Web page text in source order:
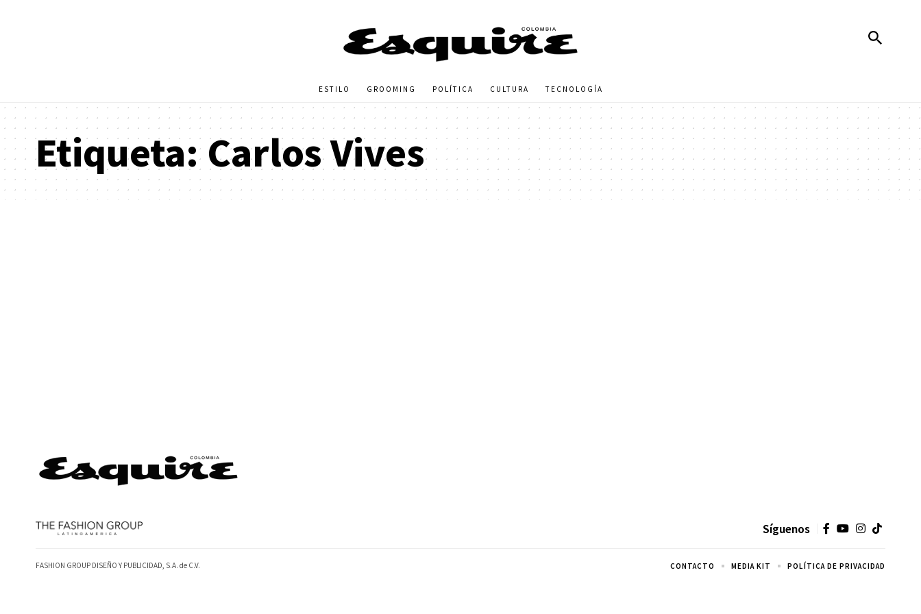
ESTILO GROOMING POLÍTICA CULTURA TECNOLOGÍA
Etiqueta:Carlos Vives
Síguenos
FASHION GROUP DISEÑO Y PUBLICIDAD, S.A. de C.V. CONTACTO MEDIA KIT POLÍTICA DE PRIVACIDAD